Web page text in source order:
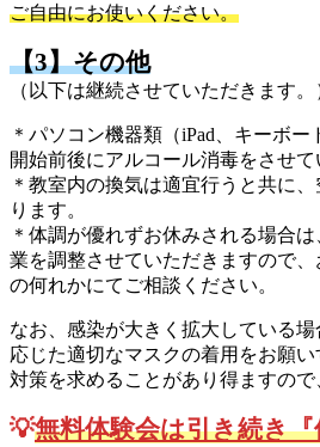
ご自由にお使いください。
【3】その他
（以下は継続させていただきます。
＊パソコン機器類（iPad、キーボ
開始前後にアルコール消毒をさせて
＊教室内の換気は適宜行うと共に
ります。
＊体調が優れずお休みされる場合
業を調整させていただきますので
の何れかにてご相談ください。
なお、感染が大きく拡大している
応じた適切なマスクの着用をお願
対策を求めることがあり得ますので
💡無料体験会は引き続き